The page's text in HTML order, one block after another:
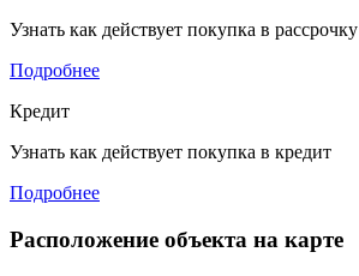
Узнать как действует покупка в рассрочку
Подробнее
Кредит
Узнать как действует покупка в кредит
Подробнее
Расположение объекта на карте